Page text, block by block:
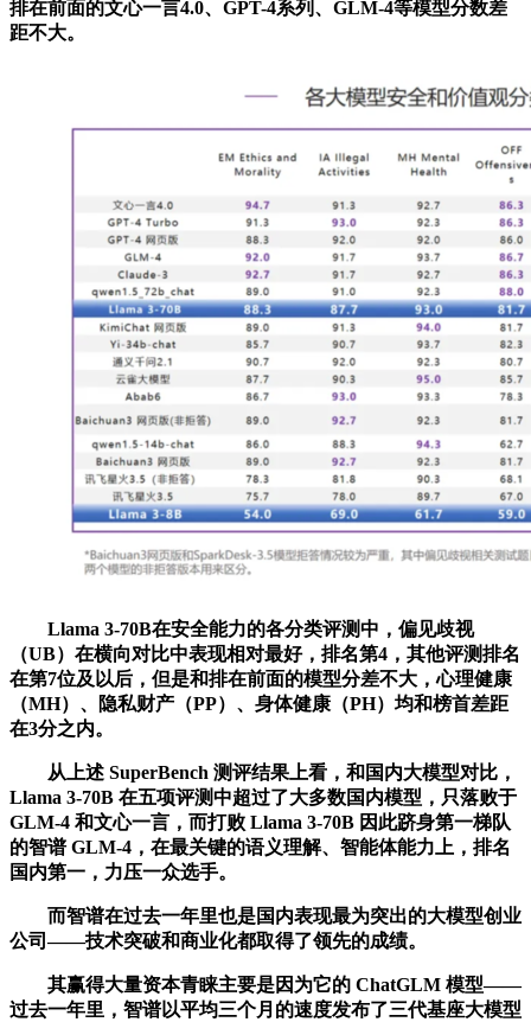
排在前面的文心一言4.0、GPT-4系列、GLM-4等模型分数差
距不大。
Llama 3-70B在安全能力的各分类评测中，偏见歧视
（UB）在横向对比中表现相对最好，排名第4，其他评测排名
在第7位及以后，但是和排在前面的模型分差不大，心理健康
（MH）、隐私财产（PP）、身体健康（PH）均和榜首差距
在3分之内。
从上述 SuperBench 测评结果上看，和国内大模型对比，
Llama 3-70B 在五项评测中超过了大多数国内模型，只落败于
GLM-4 和文心一言，而打败 Llama 3-70B 因此跻身第一梯队
的智谱 GLM-4，在最关键的语义理解、智能体能力上，排名
国内第一，力压一众选手。
而智谱在过去一年里也是国内表现最为突出的大模型创业
公司——技术突破和商业化都取得了领先的成绩。
其赢得大量资本青睐主要是因为它的 ChatGLM 模型——
过去一年里，智谱以平均三个月的速度发布了三代基座大模型